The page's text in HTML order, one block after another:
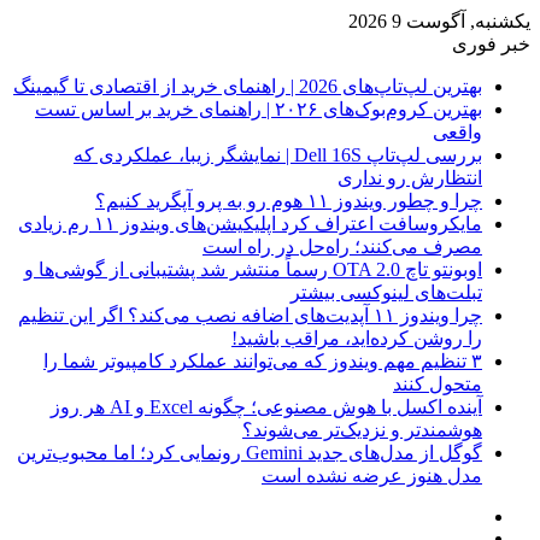
یکشنبه, آگوست 9 2026
خبر فوری
بهترین لپ‌تاپ‌های 2026 | راهنمای خرید از اقتصادی تا گیمینگ
بهترین کروم‌بوک‌های ۲۰۲۶ | راهنمای خرید بر اساس تست
واقعی
بررسی لپ‌تاپ Dell 16S | نمایشگر زیبا، عملکردی که
انتظارش رو نداری
چرا و چطور ویندوز ۱۱ هوم رو به پرو آپگرید کنیم؟
مایکروسافت اعتراف کرد اپلیکیشن‌های ویندوز ۱۱ رم زیادی
مصرف می‌کنند؛ راه‌حل در راه است
اوبونتو تاچ OTA 2.0 رسماً منتشر شد پشتیبانی از گوشی‌ها و
تبلت‌های لینوکسی بیشتر
چرا ویندوز ۱۱ آپدیت‌های اضافه نصب می‌کند؟ اگر این تنظیم
را روشن کرده‌اید، مراقب باشید!
۳ تنظیم مهم ویندوز که می‌توانند عملکرد کامپیوتر شما را
متحول کنند
آینده اکسل با هوش مصنوعی؛ چگونه Excel و AI هر روز
هوشمندتر و نزدیک‌تر می‌شوند؟
گوگل از مدل‌های جدید Gemini رونمایی کرد؛ اما محبوب‌ترین
مدل هنوز عرضه نشده است